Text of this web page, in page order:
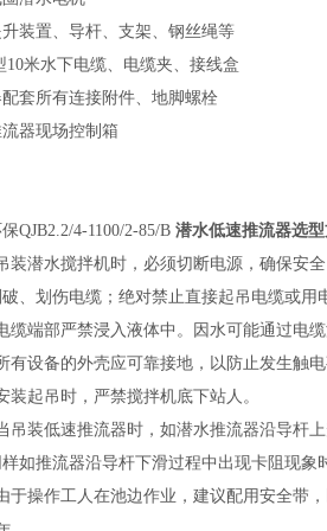
装置、导杆、支架、钢丝绳等
10米水下电缆、电缆夹、接线盒
套所有连接附件、地脚螺栓
器现场控制箱
QJB2.2/4-1100/2-85/B 潜水低速推流器选
装潜水搅拌机时，必须切断电源，确保安
、划伤电缆；绝对禁止直接起吊电缆或用
缆端部严禁浸入液体中。因水可能通过电缆
有设备的外壳应可靠接地，以防止发生触电
装起吊时，严禁搅拌机底下站人。
吊装低速推流器时，如潜水推流器沿导杆
如推流器沿导杆下滑过程中 出现卡阻现象
于操作工人在池边作业，建议配用安全带